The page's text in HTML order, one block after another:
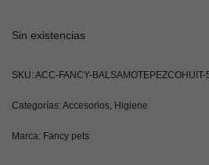
Sin existencias
SKU: ACC-FANCY-BALSAMOTEPEZCOHUIT-
Categorías: Accesorios Higiene
Marca: Fancy pets